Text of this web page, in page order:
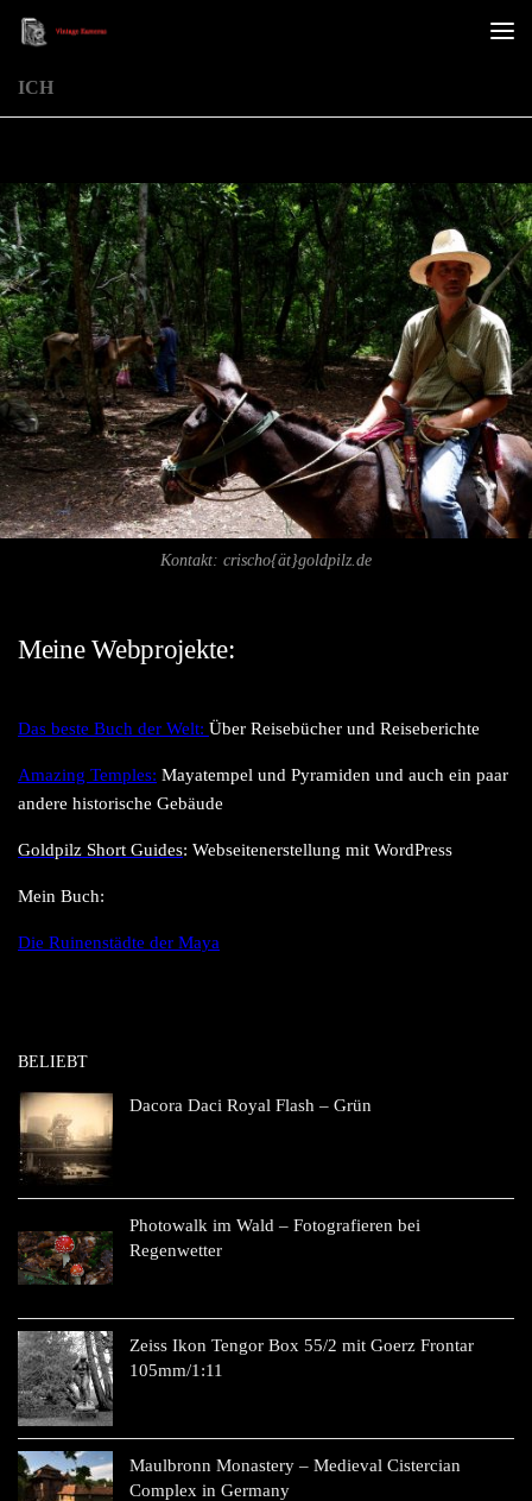
Unter dem Inhalt
ICH
Kontakt: crischo{ät}goldpilz.de
Meine Webprojekte:
Das beste Buch der Welt: Über Reisebücher und Reiseberichte
Amazing Temples: Mayatempel und Pyramiden und auch ein paar
andere historische Gebäude
Goldpilz Short Guides: Webseitenerstellung mit WordPress
Mein Buch:
Die Ruinenstädte der Maya
BELIEBT
Dacora Daci Royal Flash – Grün
Photowalk im Wald – Fotografieren bei
Regenwetter
Zeiss Ikon Tengor Box 55/2 mit Goerz Frontar
105mm/1:11
Maulbronn Monastery – Medieval Cistercian
Complex in Germany